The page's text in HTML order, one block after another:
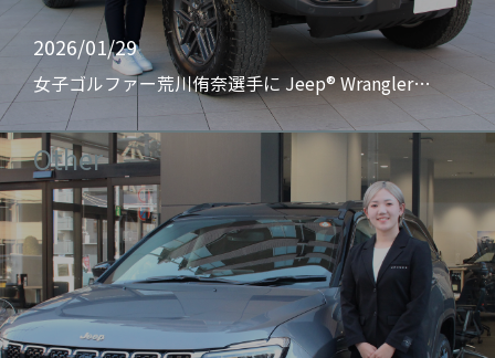
2026/01/29
女子ゴルファー荒川侑奈選手に Jeep® Wrangler…
Other